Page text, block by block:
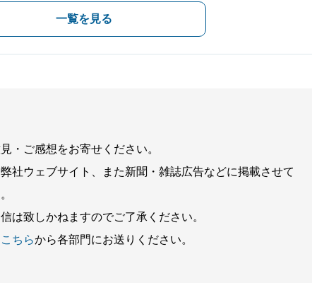
一覧を見る
・ご感想をお寄せください。
社ウェブサイト、また新聞・雑誌広告などに掲載させて
は致しかねますのでご了承ください。
こちらから各部門にお送りください。